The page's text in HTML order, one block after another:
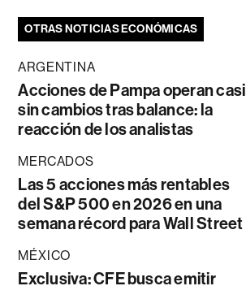
OTRAS NOTICIAS ECONÓMICAS
ARGENTINA
Acciones de Pampa operan casi
sin cambios tras balance: la
reacción de los analistas
MERCADOS
Las 5 acciones más rentables
del S&P 500 en 2026 en una
semana récord para Wall Street
MÉXICO
Exclusiva: CFE busca emitir